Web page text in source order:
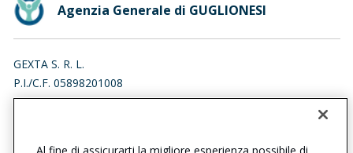
Agenzia Generale di GUGLIONESI
GEXTA S. R. L.
P.I./C.F. 05898201008
PIAZZA TRE TORRI 1, 20145 MILANO (MI)